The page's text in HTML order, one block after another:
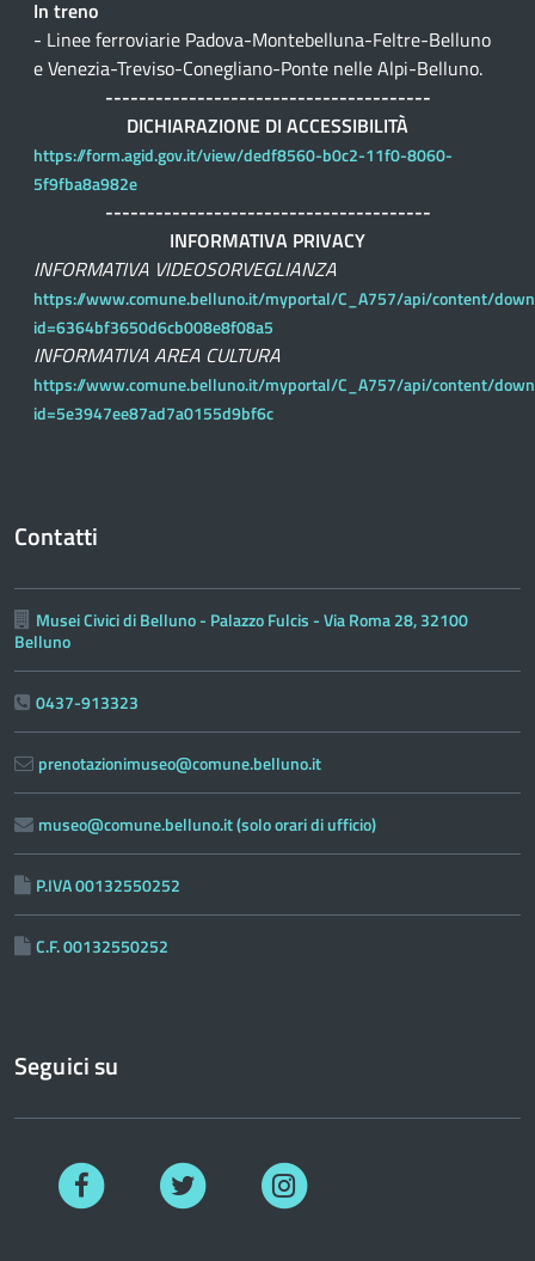
In treno
- Linee ferroviarie Padova-Montebelluna-Feltre-Belluno
e Venezia-Treviso-Conegliano-Ponte nelle Alpi-Belluno.
---------------------------------------
DICHIARAZIONE DI ACCESSIBILITÀ
https://form.agid.gov.it/view/dedf8560-b0c2-11f0-8060-
5f9fba8a982e
---------------------------------------
INFORMATIVA PRIVACY
INFORMATIVA VIDEOSORVEGLIANZA
https://www.comune.belluno.it/myportal/C_A757/api/content/
id=6364bf3650d6cb008e8f08a5
INFORMATIVA AREA CULTURA
https://www.comune.belluno.it/myportal/C_A757/api/content/
id=5e3947ee87ad7a0155d9bf6c
Contatti
Musei Civici di Belluno - Palazzo Fulcis - Via Roma 28, 32100
Belluno
0437-913323
prenotazionimuseo@comune.belluno.it
museo@comune.belluno.it (solo orari di ufficio)
P.IVA 00132550252
C.F. 00132550252
Seguici su
Facebook